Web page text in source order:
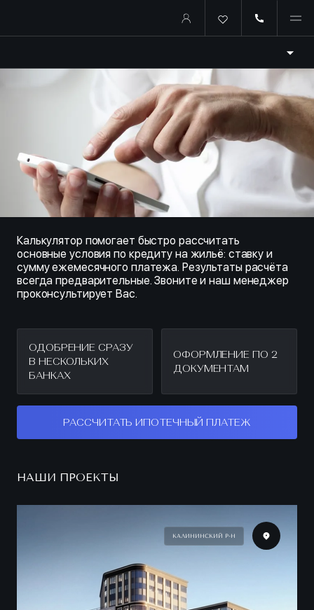
Купить квартиру в ипотеку
Калькулятор помогает быстро рассчитать
основные условия по кредиту на жильё: ставку и
сумму ежемесячного платежа. Результаты расчёта
всегда предварительные. Звоните и наш менеджер
проконсультирует Вас.
ОДОБРЕНИЕ СРАЗУ
В НЕСКОЛЬКИХ
БАНКАХ
ОФОРМЛЕНИЕ ПО 2
ДОКУМЕНТАМ
РАССЧИТАТЬ ИПОТЕЧНЫЙ ПЛАТЕЖ
НАШИ ПРОЕКТЫ
КАЛИНИНСКИЙ Р-Н